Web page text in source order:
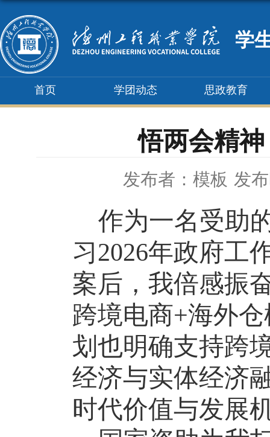
学
首页 学团动态 思政教育
悟两会精
发布者：模板 发
作为一名受助
习2026年政府工
案后，我倍感振
跨境电商+海外
划也明确支持跨
经济与实体经济
时代价值与发展